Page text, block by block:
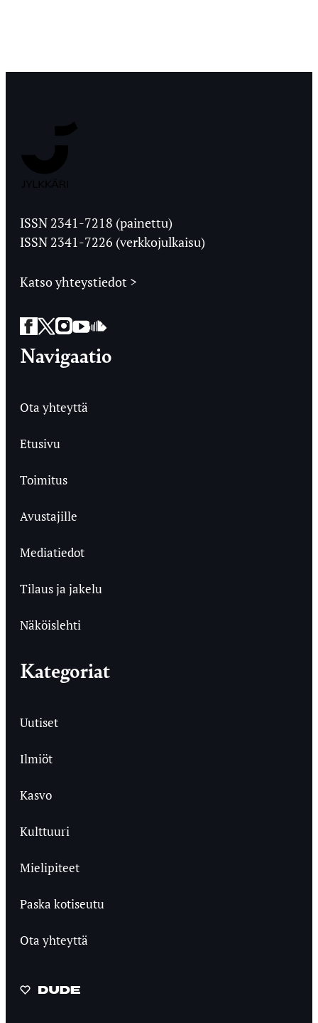
Ylioppilaslehti
ISSN 2341-7218 (painettu)
ISSN 2341-7226 (verkkojulkaisu)
Katso yhteystiedot >
Facebook
Twitter
Instagram
YouTube
SoundCloud
Navigaatio
Ota yhteyttä
Etusivu
Toimitus
Avustajille
Mediatiedot
Tilaus ja jakelu
Näköislehti
Kategoriat
Uutiset
Ilmiöt
Kasvo
Kulttuuri
Mielipiteet
Paska kotiseutu
Ota yhteyttä